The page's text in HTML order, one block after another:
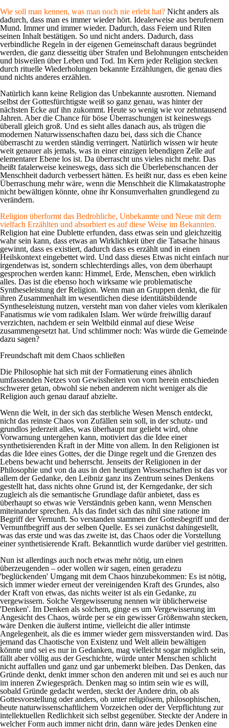
Wie soll man kennen, was man noch nie erlebt hat? Nicht anders als
dadurch, dass man es immer wieder hört. Idealerweise aus berufenem
Mund. Immer und immer wieder. Dadurch, dass Feiern und Riten
seinen Inhalt bestätigen. So und nicht anders. Dadurch, dass
verbindliche Regeln in der eigenen Gemeinschaft daraus begründet
werden, die ganz diesseitig über Strafen und Belohnungen entscheiden
und bisweilen über Leben und Tod. Im Kern jeder Religion stecken
durch rituelle Wiederholungen bekannte Erzählungen, die genau dies
und nichts anderes erzählen.
Natürlich kann keine Religion das Unbekannte ausrotten. Niemand
selbst der Gottesfürchtigste weiß so ganz genau, was hinter der
nächsten Ecke auf ihn zukommt. Heute so wenig wie vor zehntausend
Jahren. Aber die Chance für böse Überraschungen ist keineswegs
überall gleich groß. Und es sieht alles danach aus, als trügen die
modernen Naturwissenschaften dazu bei, dass sich die Chance
überrascht zu werden ständig verringert. Natürlich wissen wir heute
weit genauer als jemals, was in einer einzigen lebendigen Zelle auf
elementarer Ebene los ist. Da überrascht uns vieles nicht mehr. Das
heißt fatalerweise keineswegs, dass sich die Überlebenschancen der
Menschheit dadurch verbessert hätten. Es heißt nur, dass es eben keine
Überraschung mehr wäre, wenn die Menschheit die Klimakatastrophe
nicht bewältigen könnte, ohne ihr Konsumverhalten grundlegend zu
verändern.
Religion überformt das Bedrohliche, Unbekannte und Neue mit dem
vielfach Erzählten und absorbiert es auf diese Weise im Bekannten.
Religion hat eine Dublette erfunden, dass etwas sein und gleichzeitig
wahr sein kann, dass etwas an Wirklichkeit über die Tatsache hinaus
gewinnt, dass es existiert, dadurch dass es erzählt und in einen
Heilskontext eingebettet wird. Und dass dieses Etwas nicht einfach nur
irgendetwas ist, sondern schlechterdings alles, von dem überhaupt
gesprochen werden kann: Himmel, Erde, Menschen, eben wirklich
alles. Das ist die ebenso hoch wirksame wie problematische
Syntheseleistung der Religion. Wenn man an Gruppen denkt, die für
ihren Zusammenhalt im wesentlichen diese identitätsbildende
Syntheseleistung nutzen, versteht man von daher vieles vom klerikalen
Fanatismus wie vom radikalen Islam. Wer würde freiwillig darauf
verzichten, nachdem er sein Weltbild einmal auf diese Weise
zusammengesetzt hat. Und schlimmer noch: Was würde die Gemeinde
dazu sagen?
Freundschaft mit dem Chaos schließen
Die Philosophie hat sich mit der Formatierung eines ähnlich
umfassenden Netzes von Gewissheiten von vorn herein entschieden
schwerer getan, obwohl sie neben anderem nicht weniger als die
Religion auch genau darauf abzielte.
Wenn die Welt, in der sich das sterbliche Wesen Mensch entdeckt,
nicht das reinste Chaos von Zufällen sein soll, in der schutz- und
grundlos jederzeit alles, was überhaupt nur geliebt wird, ohne
Vorwarnung untergehen kann, motiviert das die Idee einer
synthetisierenden Kraft in der Mitte von allem. In den Religionen ist
das die Idee eines Gottes, der die Dinge regelt und die Grenzen des
Lebens bewacht und beherrscht. Jenseits der Religionen in der
Philosophie und von da aus in den heutigen Wissenschaften ist das vor
allem der Gedanke, den Leibniz ganz ins Zentrum seines Denkens
gestellt hat, dass nichts ohne Grund ist, der Kerngedanke, der sich
zugleich als die semantische Grundlage dafür anbietet, dass es
überhaupt so etwas wie Verständnis geben kann, wenn Menschen
miteinander sprechen. Als das findet sich das nihil sine ratione im
Begriff der Vernunft. So verstanden stammen der Gottesbegriff und der
Vernunftbegriff aus der selben Quelle. Es sei zunächst dahingestellt,
was das erste und was das zweite ist, das Chaos oder die Vorstellung
einer synthetisierende Kraft. Bekanntlich wurde darüber viel gestritten.
Nun ist allerdings auch noch etwas mehr nötig, um einen
überzeugenden – oder wollen wir sagen, einen geradezu
'beglückenden' Umgang mit dem Chaos hinzubekommen: Es ist nötig,
sich immer wieder erneut der vereinigenden Kraft des Grundes, also
der Kraft von etwas, das nichts weiter ist als ein Gedanke, zu
vergewissern. Solche Vergewisserung nennen wir üblicherweise
'Denken'. Im Denken als solchem, ginge es um Vergewisserung im
Angesicht des Chaos, würde per se ein gewisser Größenwahn stecken,
wäre Denken die äußerst intime, vielleicht die aller intimste
Angelegenheit, als die es immer wieder gern missverstanden wird. Das
jemand das Chaotische von Existenz und Welt allein bewältigen
könnte und sei es nur in Gedanken, mag vielleicht sogar möglich sein,
fällt aber völlig aus der Geschichte, würde unter Menschen schlicht
nicht auffallen und ganz und gar unbemerkt bleiben. Das Denken, das
Gründe denkt, denkt immer schon den anderen mit und sei es auch nur
im inneren Zwiegespräch. Denken mag so intim sein wie es will,
sobald Gründe gedacht werden, steckt der Andere drin, ob als
Gottesvorstellung oder anders, ob unter religiösem, philosophischen,
heute naturwissenschaftlichem Vorzeichen oder der Verpflichtung zur
intellektuellen Redlichkeit sich selbst gegenüber. Steckte der Andere in
welcher Form auch immer nicht drin, dann wäre jedes Denken eine